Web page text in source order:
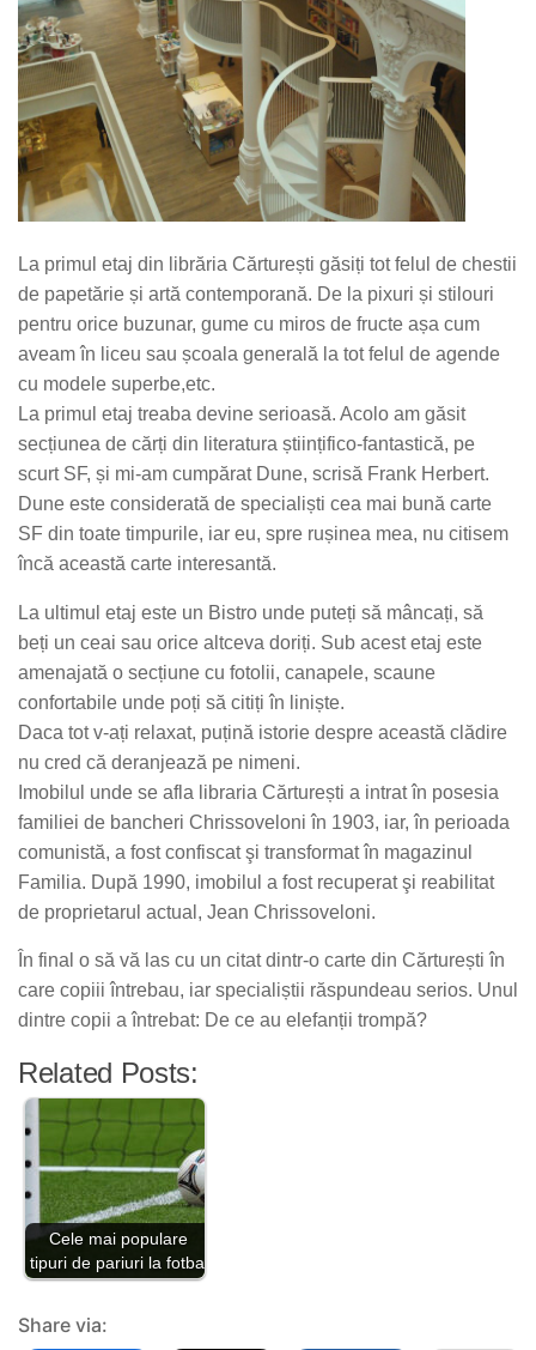
La primul etaj din librăria Cărturești găsiți tot felul de chestii
de papetărie și artă contemporană. De la pixuri și stilouri
pentru orice buzunar, gume cu miros de fructe așa cum
aveam în liceu sau școala generală la tot felul de agende
cu modele superbe,etc.
La primul etaj treaba devine serioasă. Acolo am găsit
secțiunea de cărți din literatura științifico-fantastică, pe
scurt SF, și mi-am cumpărat Dune, scrisă Frank Herbert.
Dune este considerată de specialiști cea mai bună carte
SF din toate timpurile, iar eu, spre rușinea mea, nu citisem
încă această carte interesantă.
La ultimul etaj este un Bistro unde puteți să mâncați, să
beți un ceai sau orice altceva doriți. Sub acest etaj este
amenajată o secțiune cu fotolii, canapele, scaune
confortabile unde poți să citiți în liniște.
Daca tot v-ați relaxat, puțină istorie despre această clădire
nu cred că deranjează pe nimeni.
Imobilul unde se afla libraria Cărturești a intrat în posesia
familiei de bancheri Chrissoveloni în 1903, iar, în perioada
comunistă, a fost confiscat şi transformat în magazinul
Familia. După 1990, imobilul a fost recuperat şi reabilitat
de proprietarul actual, Jean Chrissoveloni.
În final o să vă las cu un citat dintr-o carte din Cărturești în
care copiii întrebau, iar specialiștii răspundeau serios. Unul
dintre copii a întrebat: De ce au elefanții trompă?
Related Posts:
Cele mai populare
tipuri de pariuri la fotbal
Share via: